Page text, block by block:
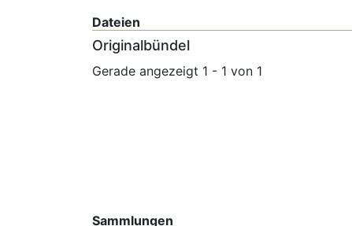
Dateien
Originalbündel
Gerade angezeigt 1 - 1 von 1
Sammlungen